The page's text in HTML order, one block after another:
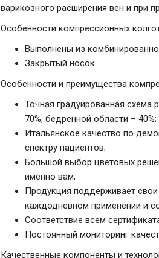
варикозного расширения вен и при
Особенности компрессионных
Выполнены из
Закрытый носок.
Особенности и преимущества
Точная градуированная схема
70%, бедренной области – 40%;
Итальянское качество по
спектру пациентов;
Большой выбор цветовых
именно вам;
Продукция поддерживает свои
каждодневном применении и
Соответствие всем
Постоянный мониторинг
Качественные компоненты и